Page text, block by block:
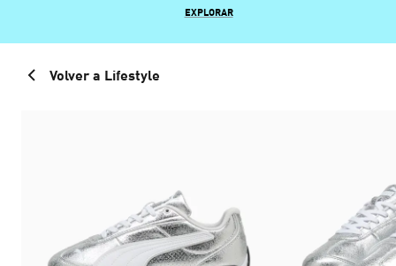
EXPLORAR
Volver a Lifestyle